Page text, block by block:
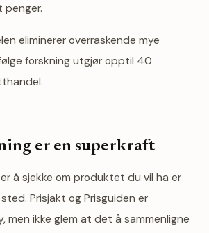
eliminerer overraskende mye
forskning utgjør opptil 40
er en superkraft
å sjekke om produktet du vil ha er
Prisjakt og Prisguiden er
men ikke glem at det å sammenligne